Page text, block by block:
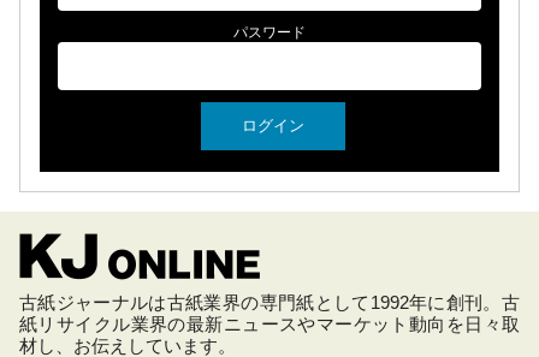
パスワード
古紙ジャーナルは古紙業界の専門紙として1992年に創刊。古
紙リサイクル業界の最新ニュースやマーケット動向を日々取
材し、お伝えしています。